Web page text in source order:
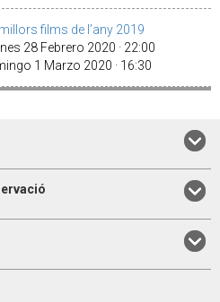
films de l’any 2019
28 Febrero 2020 · 22:00
1 Marzo 2020 · 16:30